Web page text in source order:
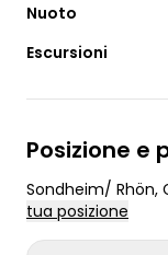
Nuoto
Escursioni
Posizione e
Sondheim/ Rhön,
tua posizione